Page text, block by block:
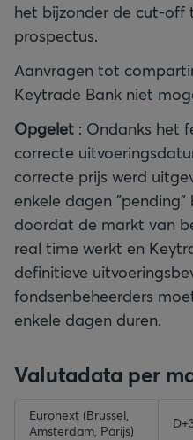
het bijzonder de cut-off
prospectus.
Aanvragen tot
Keytrade Bank niet
Opgelet : Ondanks het
correcte
correcte prijs werd
enkele dagen
doordat de markt van
real time werkt en
definitieve
fondsenbeheerders
enkele dagen duren.
Valutadata per
empty-header
Euronext (Brussel,
Amsterdam, Parijs)